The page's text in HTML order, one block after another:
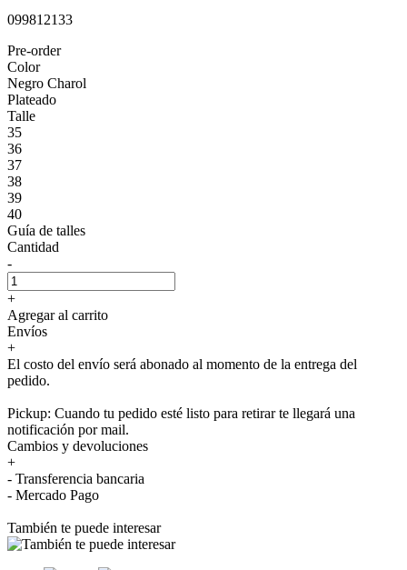
099812133
Pre-order
Color
Negro Charol
Plateado
Talle
35
36
37
38
39
40
Guía de talles
Cantidad
-
+
Agregar al carrito
Envíos
+
El costo del envío será abonado al momento de la entrega del
pedido.
Pickup: Cuando tu pedido esté listo para retirar te llegará una
notificación por mail.
Cambios y devoluciones
+
- Transferencia bancaria
- Mercado Pago
También te puede interesar